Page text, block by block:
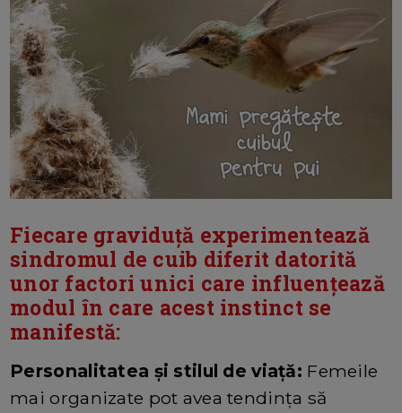
Fiecare graviduță experimentează
sindromul de cuib diferit datorită
unor factori unici care influențează
modul în care acest instinct se
manifestă:
Personalitatea și stilul de viață: Femeile
mai organizate pot avea tendința să